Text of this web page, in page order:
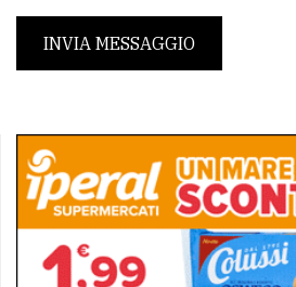
INVIA MESSAGGIO